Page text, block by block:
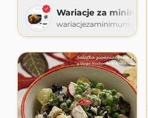
Wariacje za minimum
wariacjezaminimum.pl